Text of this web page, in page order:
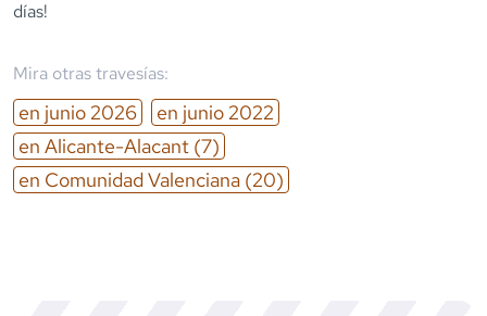
días!
Mira otras travesías:
en junio 2026 en junio 2022
en Alicante-Alacant (7)
en Comunidad Valenciana (20)